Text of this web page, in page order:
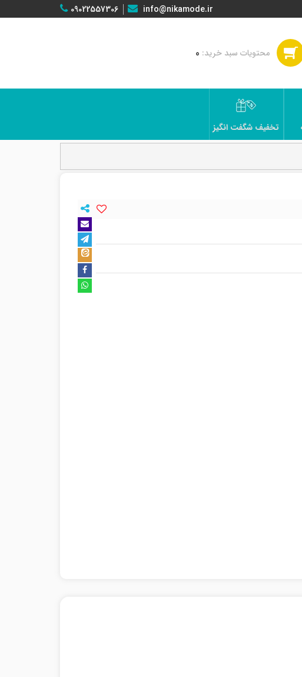
09022557306 info@nikamode.ir
0
تخفیف شگفت انگیز